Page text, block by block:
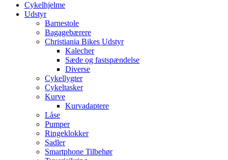
Cykelhjelme
Udstyr
Barnestole
Bagagebærere
Christiania Bikes Udstyr
Kalecher
Sæde og fastspændelse
Diverse
Cykellygter
Cykeltasker
Kurve
Kurvadaptere
Låse
Pumper
Ringeklokker
Sadler
Smartphone Tilbehør